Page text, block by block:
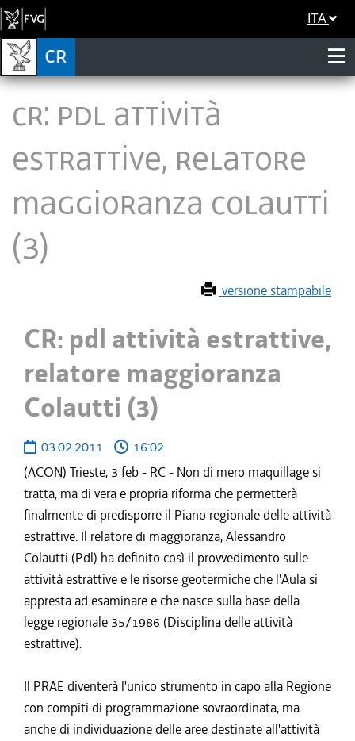
ITA
CR: pdl attività
estrattive, relatore
maggioranza Colautti
(3)
versione stampabile
CR: pdl attività estrattive,
relatore maggioranza
Colautti (3)
03.02.2011
16:02
(ACON) Trieste, 3 feb - RC - Non di mero maquillage si
tratta, ma di vera e propria riforma che permetterà
finalmente di predisporre il Piano regionale delle attività
estrattive. Il relatore di maggioranza, Alessandro
Colautti (Pdl) ha definito così il provvedimento sulle
attività estrattive e le risorse geotermiche che l'Aula si
appresta ad esaminare e che nasce sulla base della
legge regionale 35/1986 (Disciplina delle attività
estrattive).
Il PRAE diventerà l'unico strumento in capo alla Regione
con compiti di programmazione sovraordinata, ma
anche di individuazione delle aree destinate all'attività